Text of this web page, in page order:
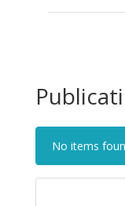
No items